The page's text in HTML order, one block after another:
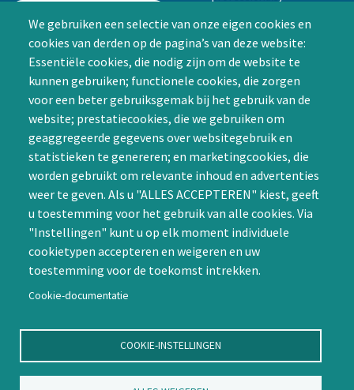
We gebruiken een selectie van onze eigen cookies en
cookies van derden op de pagina’s van deze website:
Essentiële cookies, die nodig zijn om de website te
kunnen gebruiken; functionele cookies, die zorgen
voor een beter gebruiksgemak bij het gebruik van de
website; prestatiecookies, die we gebruiken om
geaggregeerde gegevens over websitegebruik en
statistieken te genereren; en marketingcookies, die
worden gebruikt om relevante inhoud en advertenties
weer te geven. Als u "ALLES ACCEPTEREN" kiest, geeft
u toestemming voor het gebruik van alle cookies. Via
"Instellingen" kunt u op elk moment individuele
cookietypen accepteren en weigeren en uw
toestemming voor de toekomst intrekken.
Cookie-documentatie
COOKIE-INSTELLINGEN
Achternaam (optioneel)
CAPTCHA
samenwerken in een van
de Special Interest
Groepen (SIG’s) of zelf een
SIG initiëren
Word lid
Contact
Nienoord 5, 1112 XE Diemen
info@ntvp.nl
SNSBNL2A te Utrecht